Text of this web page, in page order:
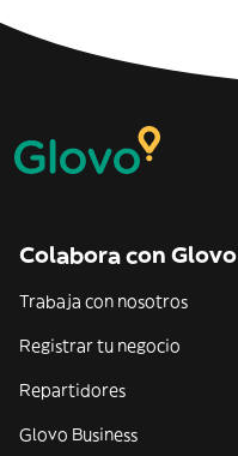
Colabora con Glovo
Trabaja con nosotros
Registrar tu negocio
Repartidores
Glovo Business